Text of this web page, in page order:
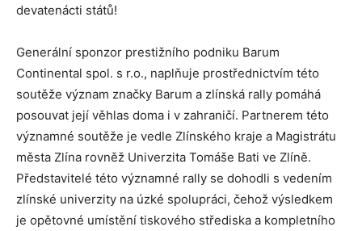
devatenácti států!
Generální sponzor prestižního podniku Barum
Continental spol. s r.o., naplňuje prostřednictvím této
soutěže význam značky Barum a zlínská rally pomáhá
posouvat její věhlas doma i v zahraničí. Partnerem této
významné soutěže je vedle Zlínského kraje a Magistrátu
města Zlína rovněž Univerzita Tomáše Bati ve Zlíně.
Představitelé této významné rally se dohodli s vedením
zlínské univerzity na úzké spolupráci, čehož výsledkem
je opětovné umístění tiskového střediska a kompletního